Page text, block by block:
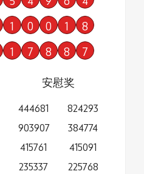
1 0 0 1 8
1 7 8 8 7
安慰奖
444681
903907
415761
235337
824293
384774
415091
225768